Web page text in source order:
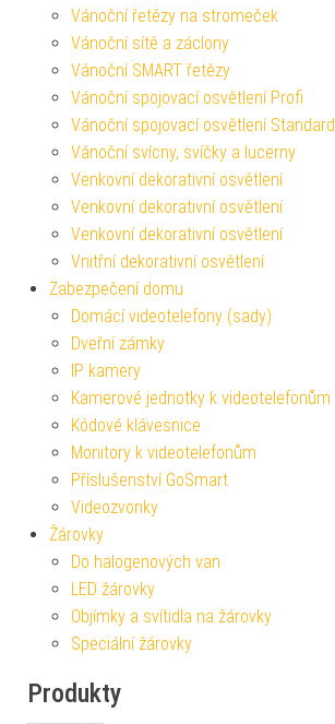
Vánoční řetězy na stromeček
Vánoční sítě a záclony
Vánoční SMART řetězy
Vánoční spojovací osvětlení Profi
Vánoční spojovací osvětlení Standard
Vánoční svícny, svíčky a lucerny
Venkovní dekorativní osvětlení
Venkovní dekorativní osvětlení
Venkovní dekorativní osvětlení
Vnitřní dekorativní osvětlení
Zabezpečení domu
Domácí videotelefony (sady)
Dveřní zámky
IP kamery
Kamerové jednotky k videotelefonům
Kódové klávesnice
Monitory k videotelefonům
Příslušenství GoSmart
Videozvonky
Žárovky
Do halogenových van
LED žárovky
Objímky a svítidla na žárovky
Speciální žárovky
Produkty